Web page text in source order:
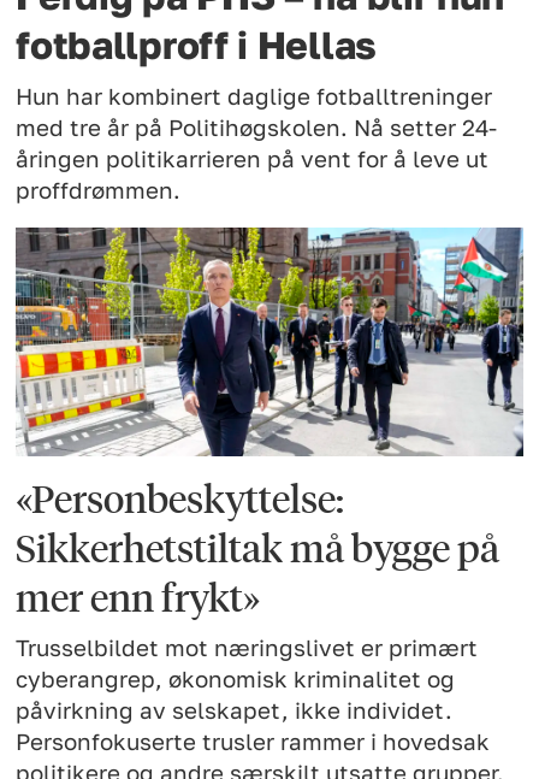
fotballproff i Hellas
Hun har kombinert daglige fotballtreninger
med tre år på Politihøgskolen. Nå setter 24-
åringen politikarrieren på vent for å leve ut
proffdrømmen.
«Personbeskyttelse:
Sikkerhetstiltak må bygge på
mer enn frykt»
Trusselbildet mot næringslivet er primært
cyberangrep, økonomisk kriminalitet og
påvirkning av selskapet, ikke individet.
Personfokuserte trusler rammer i hovedsak
politikere og andre særskilt utsatte grupper.